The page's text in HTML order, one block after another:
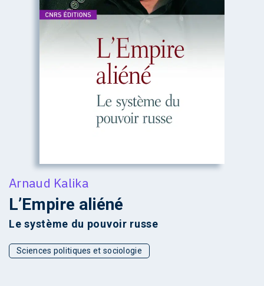
Arnaud Kalika
L’Empire aliéné
Le système du pouvoir russe
Sciences politiques et sociologie